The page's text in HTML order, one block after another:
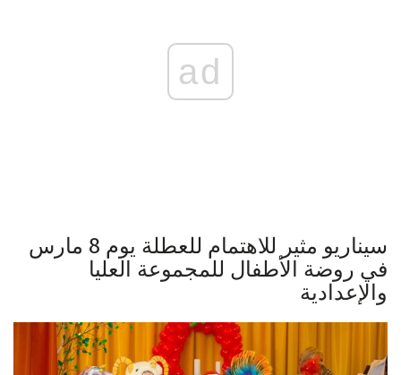
ad
سيناريو مثير للاهتمام للعطلة يوم 8 مارس
في روضة الأطفال للمجموعة العليا
والإعدادية